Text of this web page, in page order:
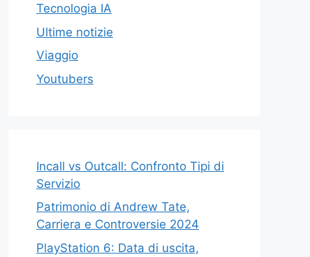
Tecnologia IA
Ultime notizie
Viaggio
Youtubers
Incall vs Outcall: Confronto Tipi di
Servizio
Patrimonio di Andrew Tate,
Carriera e Controversie 2024
PlayStation 6: Data di uscita,